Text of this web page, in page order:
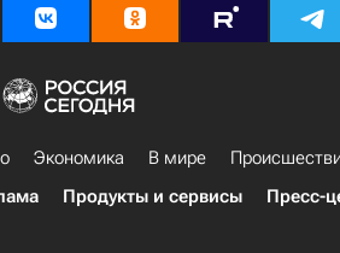
Экономика В мире
Продукты и сервисы Пресс-